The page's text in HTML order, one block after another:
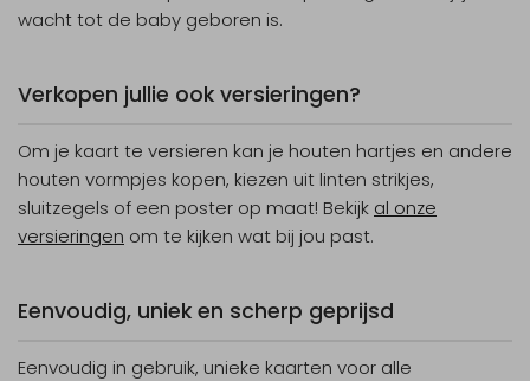
wacht tot de baby geboren is.
Verkopen jullie ook versieringen?
Om je kaart te versieren kan je houten hartjes en andere
houten vormpjes kopen, kiezen uit linten strikjes,
sluitzegels of een poster op maat! Bekijk al onze
versieringen om te kijken wat bij jou past.
Eenvoudig, uniek en scherp geprijsd
Eenvoudig in gebruik, unieke kaarten voor alle